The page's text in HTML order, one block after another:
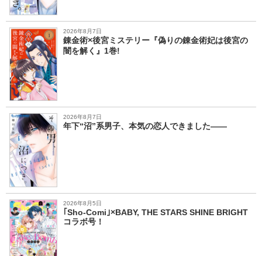
2026年8月7日
錬金術×後宮ミステリー『偽りの錬金術妃は後宮の
闇を解く』1巻!
2026年8月7日
年下“沼”系男子、本気の恋人できました――
2026年8月5日
｢Sho-Comi｣×BABY, THE STARS SHINE BRIGHT
コラボ号！